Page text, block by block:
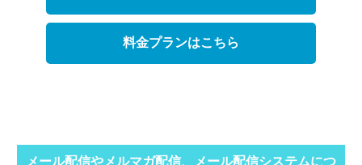
料金プランはこちら
メール配信やメルマガ配信、メール配信システムにつ